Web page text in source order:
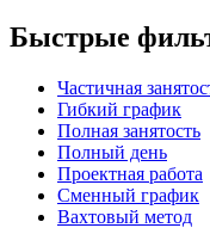
Быстрые
Частичная
Гибкий график
Полная занятость
Полный день
Проектная работа
Сменный график
Вахтовый метод